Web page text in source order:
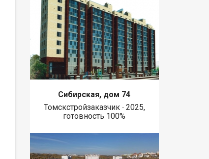
Сибирская, дом 74
Томскстройзаказчик ∙ 2025,
готовность 100%